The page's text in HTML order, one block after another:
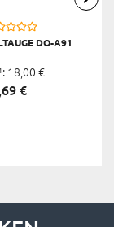
DO-A91
18,00 €
69 €